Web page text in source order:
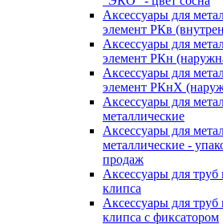
Аксессуары для
элемент РКв
Аксессуары для
элемент РКн
Аксессуары для
элемент РКнХ
Аксессуары для
металлические
Аксессуары для
металлические -
продаж
Аксессуары для
клипса
Аксессуары для
клипса с фиксатором